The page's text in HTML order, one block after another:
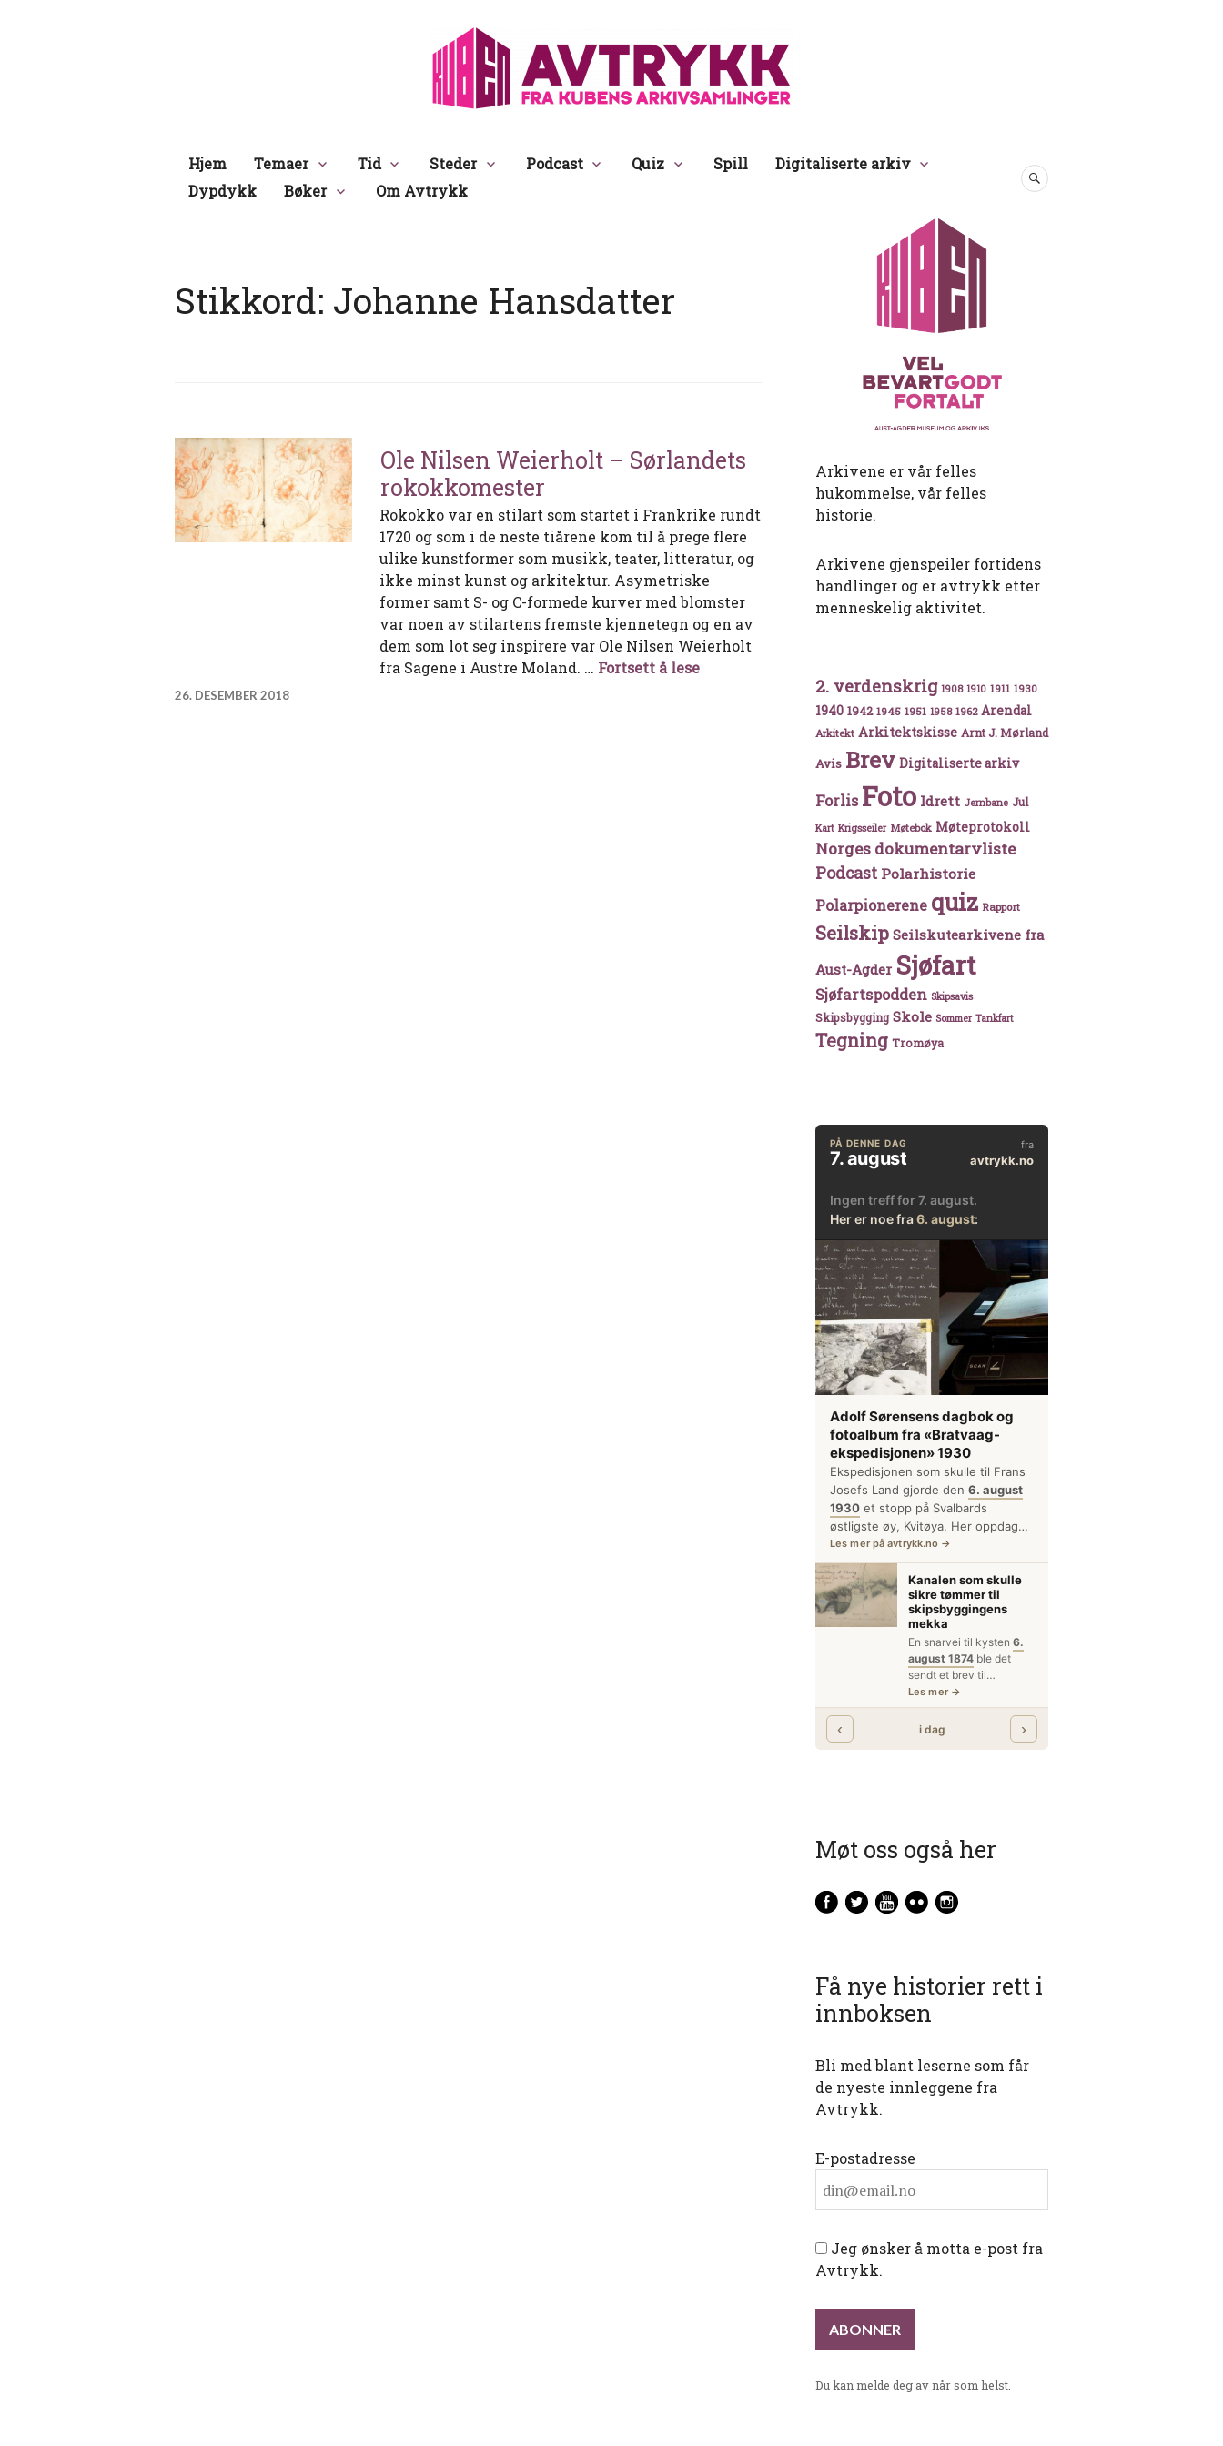
Avtrykk
Hjem Temaer Tid Steder Podcast Quiz Spill
Digitaliserte arkiv
Dypdykk
Bøker Om Avtrykk
SØK
Stikkord: Johanne Hansdatter
Ole Nilsen Weierholt – Sørlandets
rokokkomester
Rokokko var en stilart som startet i Frankrike rundt
1720 og som i de neste tiårene kom til å prege flere
ulike kunstformer som musikk, teater, litteratur, og
ikke minst kunst og arkitektur. Asymetriske
former samt S- og C-formede kurver med blomster
var noen av stilartens fremste kjennetegn og en av
dem som lot seg inspirere var Ole Nilsen Weierholt
fra Sagene i Austre Moland. … Fortsett å leseOle Nilsen Weierholt – Sørlandets rokokkomester
26. DESEMBER 2018
Arkivene er vår felles
hukommelse, vår felles
historie.
Arkivene gjenspeiler fortidens
handlinger og er avtrykk etter
menneskelig aktivitet.
2. verdenskrig 1908 1910 1911 1930
1940 1942 1945 1951 1958 1962 Arendal
Arkitekt Arkitektskisse Arnt J. Mørland
Avis Brev Digitaliserte arkiv
Forlis Foto Idrett Jernbane Jul
Kart Krigsseiler Møtebok Møteprotokoll
Norges dokumentarvliste
Podcast Polarhistorie
Polarpionerene quiz Rapport
Seilskip Seilskutearkivene fra
Aust-Agder Sjøfart
Sjøfartspodden Skipsavis
Skipsbygging Skole Sommer Tankfart
Tegning Tromøya
Møt oss også her
Få nye historier rett i
innboksen
Bli med blant leserne som får
de nyeste innleggene fra
Avtrykk.
E-postadresse
Jeg ønsker å motta e-post fra
Avtrykk.
Du kan melde deg av når som helst.